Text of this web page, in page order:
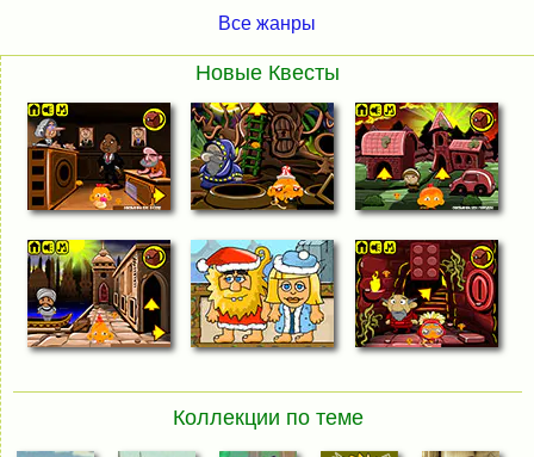
Все жанры
Новые Квесты
Коллекции по теме